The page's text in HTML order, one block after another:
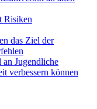
Risiken
das Ziel der
Jugendliche
verbessern können